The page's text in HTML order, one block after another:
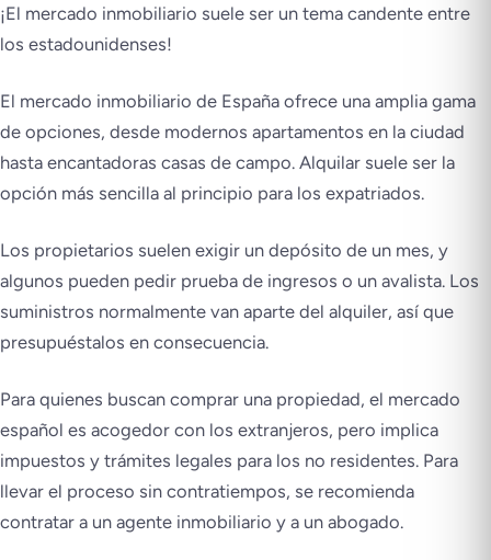
¡El mercado inmobiliario suele ser un tema candente entre
los estadounidenses!
El mercado inmobiliario de España ofrece una amplia gama
de opciones, desde modernos apartamentos en la ciudad
hasta encantadoras casas de campo. Alquilar suele ser la
opción más sencilla al principio para los expatriados.
Los propietarios suelen exigir un depósito de un mes, y
algunos pueden pedir prueba de ingresos o un avalista. Los
suministros normalmente van aparte del alquiler, así que
presupuéstalos en consecuencia.
Para quienes buscan comprar una propiedad, el mercado
español es acogedor con los extranjeros, pero implica
impuestos y trámites legales para los no residentes. Para
llevar el proceso sin contratiempos, se recomienda
contratar a un agente inmobiliario y a un abogado.